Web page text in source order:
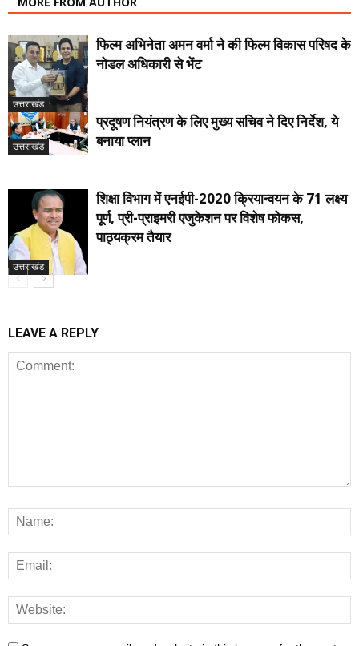
उत्तराखंड
फिल्म अभिनेता अमन वर्मा ने की फिल्म विकास परिषद के
नोडल अधिकारी से भेंट
उत्तराखंड
प्रदूषण नियंत्रण के लिए मुख्य सचिव ने दिए निर्देश, ये
बनाया प्लान
उत्तराखंड
शिक्षा विभाग में एनईपी-2020 क्रियान्वयन के 71 लक्ष्य
पूर्ण, प्री-प्राइमरी एजुकेशन पर विशेष फोकस,
पाठ्यक्रम तैयार
LEAVE A REPLY